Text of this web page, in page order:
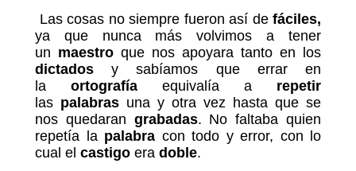
Las cosas no siempre fueron así de fáciles,
ya que nunca más volvimos a tener
un maestro que nos apoyara tanto en los
dictados y sabíamos que errar en
la ortografía equivalía a repetir
las palabras una y otra vez hasta que se
nos quedaran grabadas. No faltaba quien
repetía la palabra con todo y error, con lo
cual el castigo era doble.